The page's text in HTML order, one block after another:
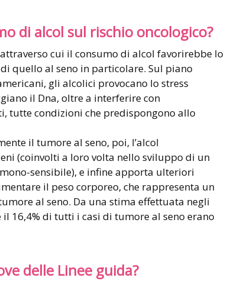
di alcol sul rischio oncologico?
cui il consumo di alcol favorirebbe lo
quello al seno in particolare. Sul piano
gli alcolici provocano lo stress
il Dna, oltre a interferire con
tutte condizioni che predispongono allo
il tumore al seno, poi, l’alcol
(coinvolti a loro volta nello sviluppo di un
sensibile), e infine apporta ulteriori
il peso corporeo, che rappresenta un
al seno. Da una stima effettuata negli
16,4% di tutti i casi di tumore al seno erano
delle Linee guida?